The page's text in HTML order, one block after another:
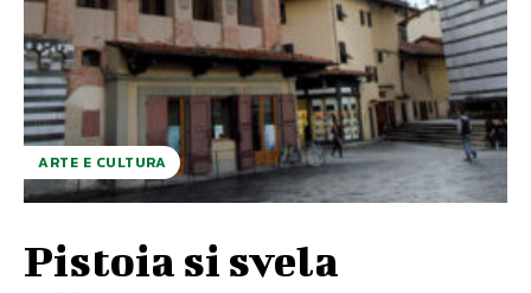
ARTE E CULTURA
Pistoia si svela